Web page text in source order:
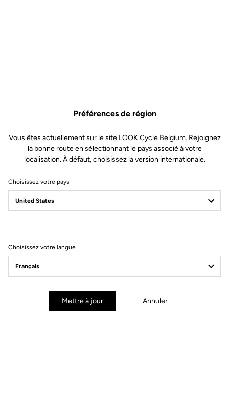
GEO TREKKING
Préférences de région
Vous êtes actuellement sur le site LOOK Cycle Belgium. Rejoignez
la bonne route en sélectionnant le pays associé à votre
localisation. À défaut, choisissez la version internationale.
Choisissez votre pays
Choisissez votre langue
Mettre à jour Annuler